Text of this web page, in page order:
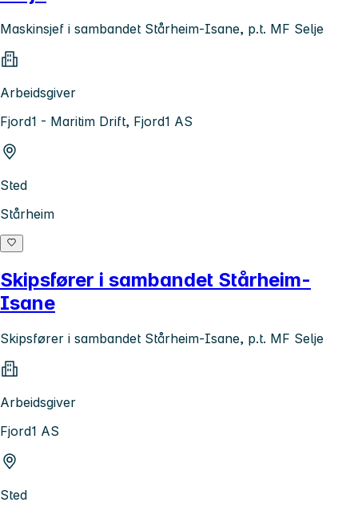
Maskinsjef i sambandet Stårheim-Isane, p.t. MF Selje
Arbeidsgiver
Fjord1 - Maritim Drift, Fjord1 AS
Sted
Stårheim
Skipsfører i sambandet Stårheim-
Isane
Skipsfører i sambandet Stårheim-Isane, p.t. MF Selje
Arbeidsgiver
Fjord1 AS
Sted